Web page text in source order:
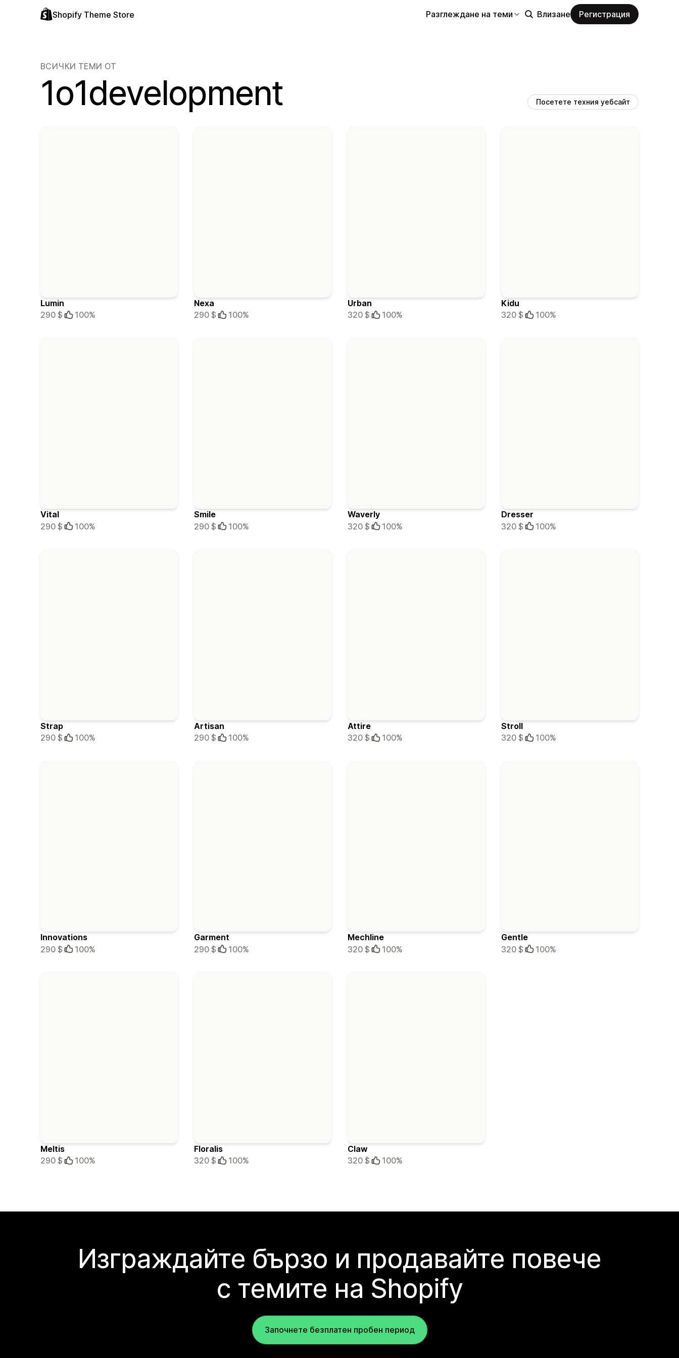
Shopify Theme Store Разглеждане на теми Влизане Регистрация
ВСИЧКИ ТЕМИ ОТ
1o1development Посетете техния уебсайт
Lumin
290 $
100%
Nexa
290 $
100%
Urban
320 $
100%
Kidu
320 $
100%
Vital
290 $
100%
Smile
290 $
100%
Waverly
320 $
100%
Dresser
320 $
100%
Strap
290 $
100%
Artisan
290 $
100%
Attire
320 $
100%
Stroll
320 $
100%
Innovations
290 $
100%
Garment
290 $
100%
Mechline
320 $
100%
Gentle
320 $
100%
Meltis
290 $
100%
Floralis
320 $
100%
Claw
320 $
100%
Изграждайте бързо и продавайте повече
с темите на Shopify
Започнете безплатен пробен период